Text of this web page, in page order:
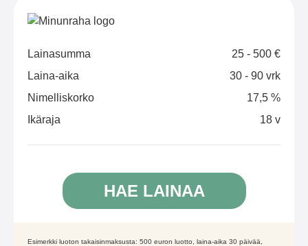
Lainasumma
25 - 500 €
Laina-aika
30 - 90 vrk
Nimelliskorko
17,5 %
Ikäraja
18 v
HAE LAINAA
Esimerkki luoton takaisinmaksusta: 500 euron luotto, laina-aika 30 päivää,